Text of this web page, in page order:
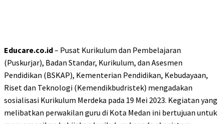
Educare.co.id– Pusat Kurikulum dan Pembelajaran
(Puskurjar), Badan Standar, Kurikulum, dan Asesmen
Pendidikan (BSKAP), Kementerian Pendidikan, Kebudayaan,
Riset dan Teknologi (Kemendikbudristek) mengadakan
sosialisasi Kurikulum Merdeka pada 19 Mei 2023. Kegiatan yang
melibatkan perwakilan guru di Kota Medan ini bertujuan untuk